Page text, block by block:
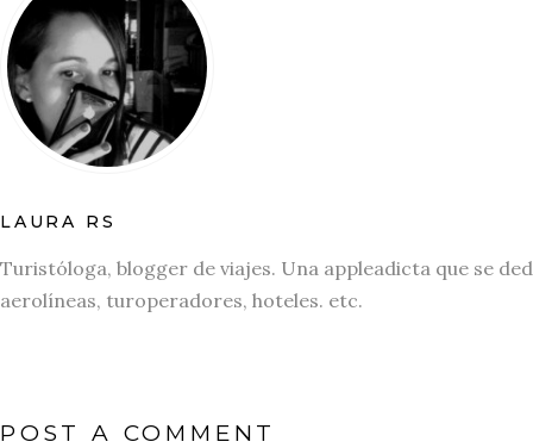
LAURA RS
Turistóloga, blogger de viajes. Una appleadicta que se
aerolíneas, turoperadores, hoteles. etc.
POST A COMMENT